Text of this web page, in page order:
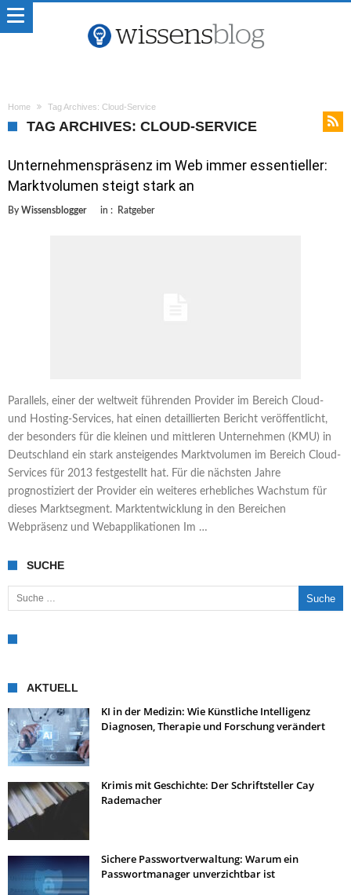
Home Tag Archives: Cloud-Service
TAG ARCHIVES: CLOUD-SERVICE
Unternehmenspräsenz im Web immer essentieller:
Marktvolumen steigt stark an
By Wissensblogger in : Ratgeber
Parallels, einer der weltweit führenden Provider im Bereich Cloud-
und Hosting-Services, hat einen detaillierten Bericht veröffentlicht,
der besonders für die kleinen und mittleren Unternehmen (KMU) in
Deutschland ein stark ansteigendes Marktvolumen im Bereich Cloud-
Services für 2013 festgestellt hat. Für die nächsten Jahre
prognostiziert der Provider ein weiteres erhebliches Wachstum für
dieses Marktsegment. Marktentwicklung in den Bereichen
Webpräsenz und Webapplikationen Im …
SUCHE
Suche nach:
AKTUELL
KI in der Medizin: Wie Künstliche Intelligenz
Diagnosen, Therapie und Forschung verändert
Krimis mit Geschichte: Der Schriftsteller Cay
Rademacher
Sichere Passwortverwaltung: Warum ein
Passwortmanager unverzichtbar ist